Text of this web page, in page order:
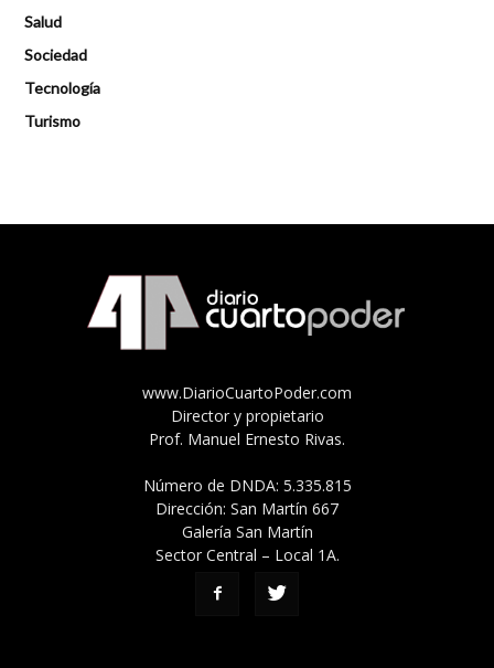
Salud
Sociedad
Tecnología
Turismo
www.DiarioCuartoPoder.com
Director y propietario
Prof. Manuel Ernesto Rivas.
Número de DNDA: 5.335.815
Dirección: San Martín 667
Galería San Martín
Sector Central – Local 1A.